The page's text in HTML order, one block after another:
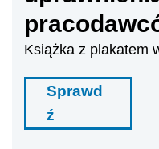
Książka z plakatem
Sprawd
ź